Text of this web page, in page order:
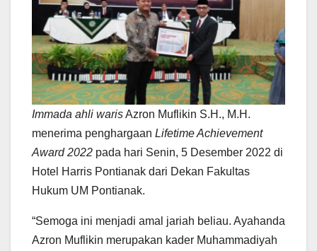
Immada ahli warisAzron Muflikin S.H., M.H.
menerima penghargaan Lifetime Achievement
Award 2022 pada hari Senin, 5 Desember 2022 di
Hotel Harris Pontianak dari Dekan Fakultas
Hukum UM Pontianak.
“Semoga ini menjadi amal jariah beliau. Ayahanda
Azron Muflikin merupakan kader Muhammadiyah